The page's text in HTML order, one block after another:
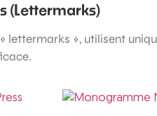
(Lettermarks)
lettermarks », utilisent